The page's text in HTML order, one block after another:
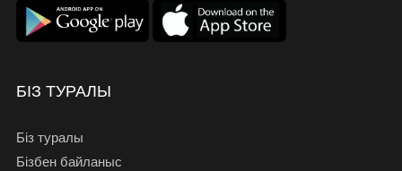
БІЗ ТУРАЛЫ
Біз туралы
Бізбен байланыс